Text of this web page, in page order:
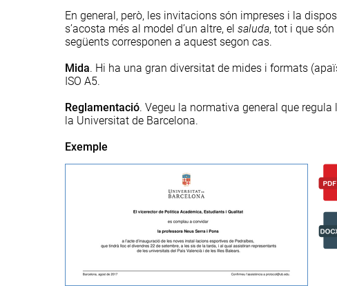
En general, però, les invitacions són impreses i la
s’acosta més al model d’un altre, el saluda, tot i que
següents corresponen a aquest segon cas.
Mida. Hi ha una gran diversitat de mides i formats
ISO A5.
Reglamentació. Vegeu la normativa general que regula
la Universitat de Barcelona.
Exemple